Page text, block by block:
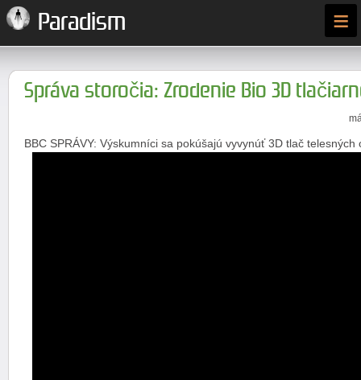
Paradism ≡
Správa storočia: Zrodenie Bio 3D
BBC SPRÁVY: Výskumníci sa pokúšajú vyvynúť 3D tlač telesných